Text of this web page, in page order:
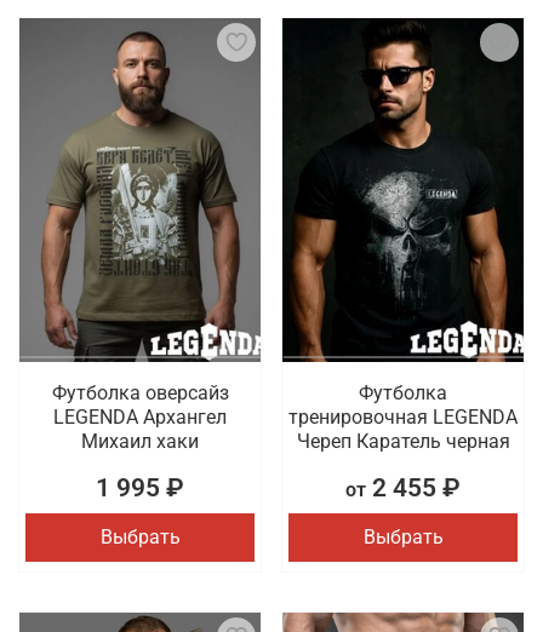
Футболка оверсайз
LEGENDA Архангел
Михаил хаки
1 995 ₽
Выбрать
Футболка
тренировочная LEGENDA
Череп Каратель черная
от 2 455 ₽
Выбрать